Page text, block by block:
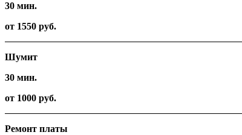
30 мин.
от 1550 руб.
Шумит
30 мин.
от 1000 руб.
Ремонт платы